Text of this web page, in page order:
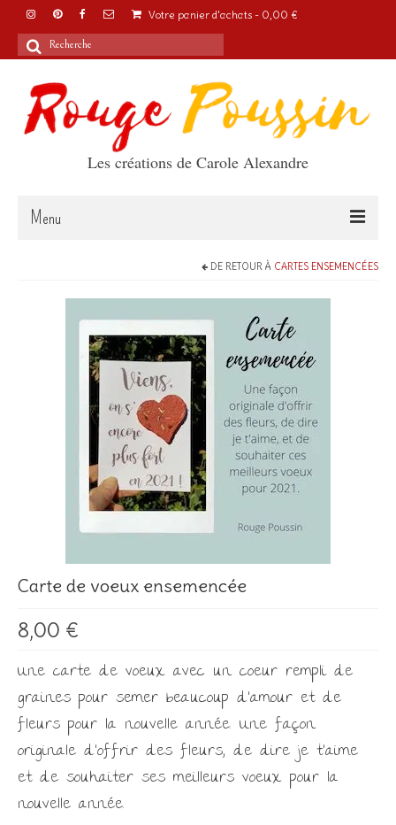
Votre panier d'achats - 0,00 €
Rechercher
Les créations de Carole Alexandre
Menu
Articles
Les Créations
Mon compte
DE RETOUR À CARTES ENSEMENCÉES
Carte de voeux ensemencée
8,00 €
Une carte de voeux avec un coeur rempli de
graines pour semer beaucoup d’amour et de
fleurs pour la nouvelle année. Une façon
originale d’offrir des fleurs, de dire je t’aime
et de souhaiter ses meilleurs voeux pour la
nouvelle année.